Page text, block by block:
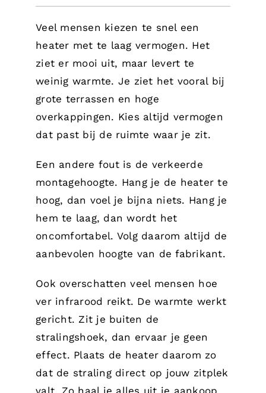
Veel mensen kiezen te snel een
heater met te laag vermogen. Het
ziet er mooi uit, maar levert te
weinig warmte. Je ziet het vooral bij
grote terrassen en hoge
overkappingen. Kies altijd vermogen
dat past bij de ruimte waar je zit.
Een andere fout is de verkeerde
montagehoogte. Hang je de heater te
hoog, dan voel je bijna niets. Hang je
hem te laag, dan wordt het
oncomfortabel. Volg daarom altijd de
aanbevolen hoogte van de fabrikant.
Ook overschatten veel mensen hoe
ver infrarood reikt. De warmte werkt
gericht. Zit je buiten de
stralingshoek, dan ervaar je geen
effect. Plaats de heater daarom zo
dat de straling direct op jouw zitplek
valt. Zo haal je alles uit je aankoop.